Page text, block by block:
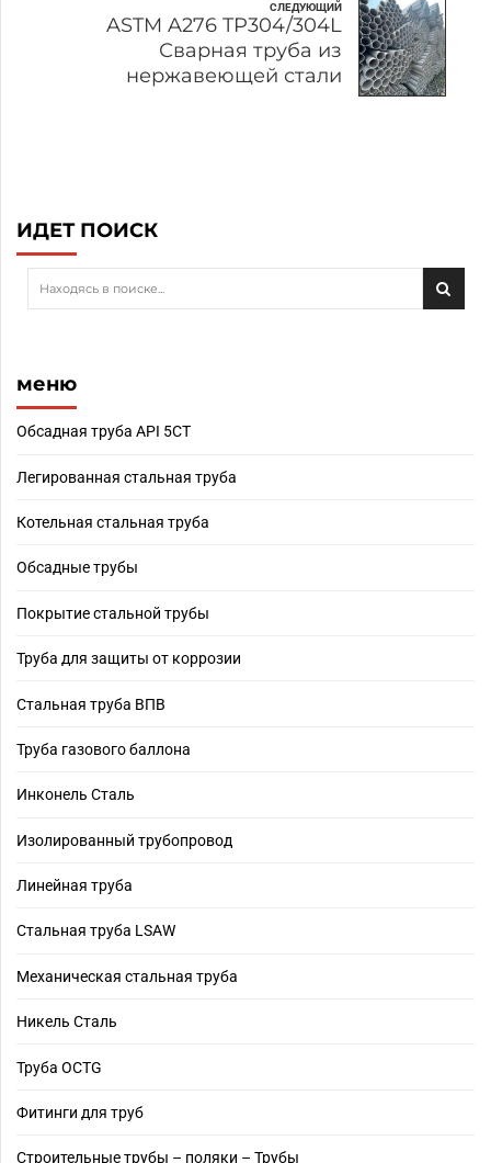
СЛЕДУЮЩИЙ
ASTM A276 TP304/304L
Сварная труба из
нержавеющей стали
ИДЕТ ПОИСК
меню
Обсадная труба API 5CT
Легированная стальная труба
Котельная стальная труба
Обсадные трубы
Покрытие стальной трубы
Труба для защиты от коррозии
Стальная труба ВПВ
Труба газового баллона
Инконель Сталь
Изолированный трубопровод
Линейная труба
Стальная труба LSAW
Механическая стальная труба
Никель Сталь
Труба OCTG
Фитинги для труб
Строительные трубы – поляки – Трубы